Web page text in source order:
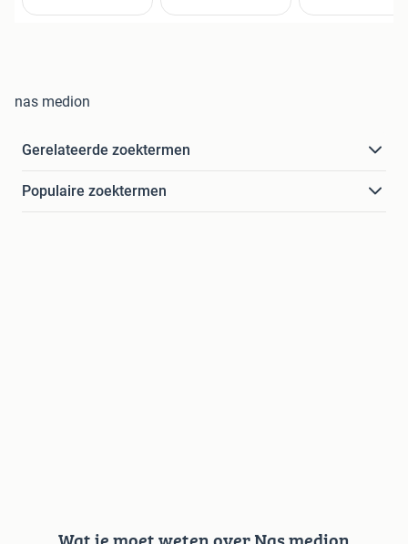
nas medion
Gerelateerde zoektermen
Populaire zoektermen